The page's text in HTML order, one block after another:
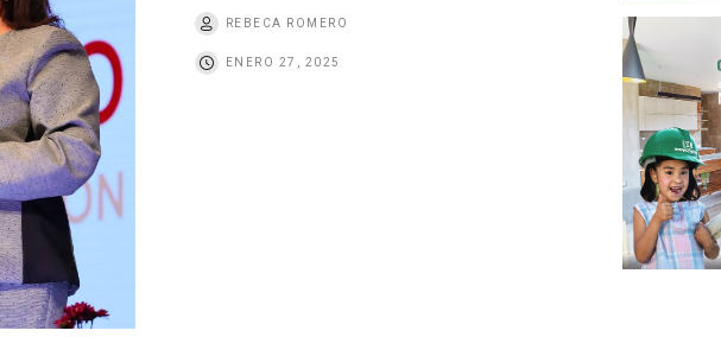
REBECA ROMERO
ENERO 27, 2025